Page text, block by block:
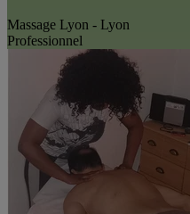
Massage Lyon - Lyon
Professionnel